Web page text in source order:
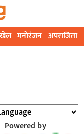
खेल मनोरंजन अपराजिता
Powered by